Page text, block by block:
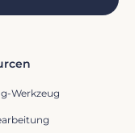
Werkzeug